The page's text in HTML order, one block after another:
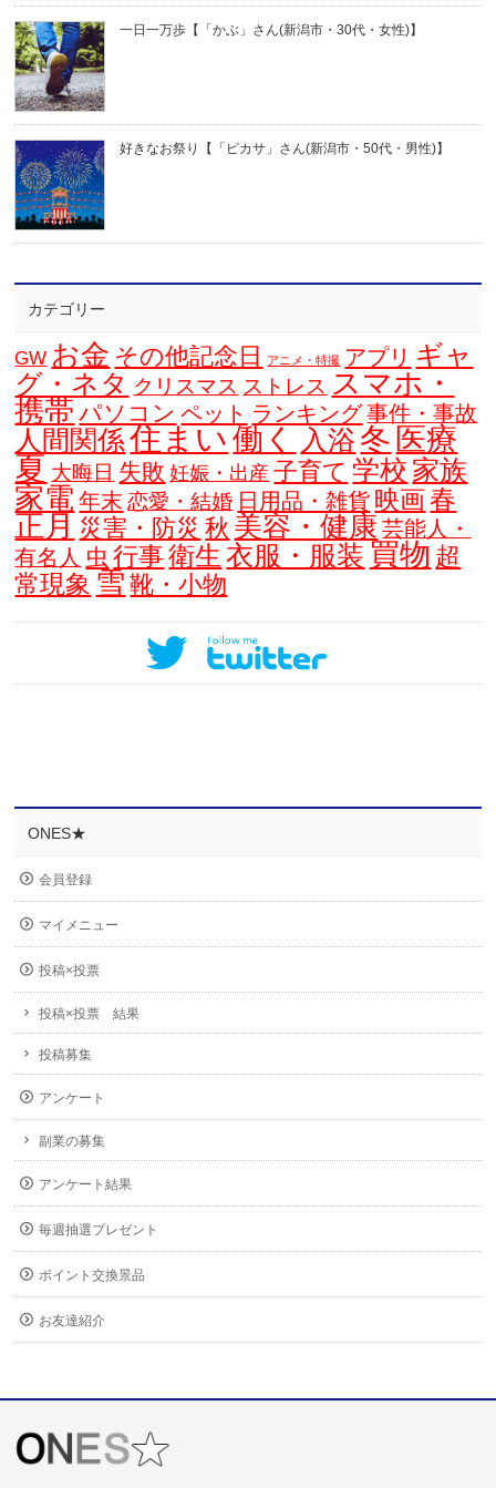
一日一万歩【「かぶ」さん(新潟市・30代・女性)】
好きなお祭り【「ピカサ」さん(新潟市・50代・男性)】
カテゴリー
GW お金 その他記念日 アニメ・特撮 アプリ ギャ
グ・ネタ クリスマス ストレス スマホ・
携帯 パソコン ペット ランキング事件・事故
人間関係住まい 働く 入浴 冬 医療
夏 大晦日 失敗 妊娠・出産 子育て 学校 家族
家電 年末 恋愛・結婚 日用品・雑貨 映画 春
正月 災害・防災 秋 美容・健康 芸能人・
有名人 虫 行事 衛生 衣服・服装 買物 超
常現象 雪 靴・小物
ONES★
会員登録
マイメニュー
投稿×投票
投稿×投票 結果
投稿募集
アンケート
副業の募集
アンケート結果
毎週抽選プレゼント
ポイント交換景品
お友達紹介